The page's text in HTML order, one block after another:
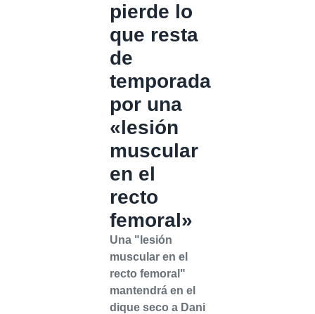
pierde lo
que resta
de
temporada
por una
«lesión
muscular
en el
recto
femoral»
Una "lesión
muscular en el
recto femoral"
mantendrá en el
dique seco a Dani